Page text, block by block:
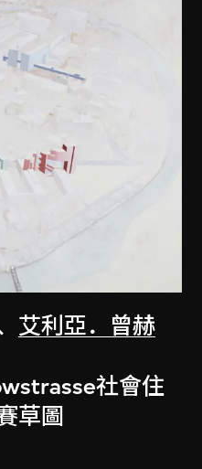
艾利亞．曾赫
社會住
草圖